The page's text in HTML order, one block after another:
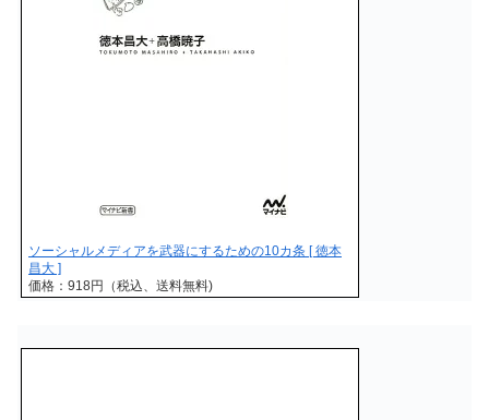
ソーシャルメディアを武器にするための10カ条 [ 徳本
昌大 ]
価格：918円（税込、送料無料)